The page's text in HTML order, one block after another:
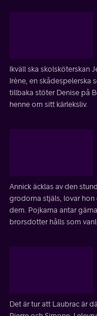
Ikväll ska skolsköterskan
Irène, en skådespelerska
tillbaka stöter Denise på
henne om sitt kärleksliv.
Annick äcklas av den
grodorna stjäls, lovar
dem. Pojkarna antar
brorsdotter hålls som
Det är tur att Laubrac är